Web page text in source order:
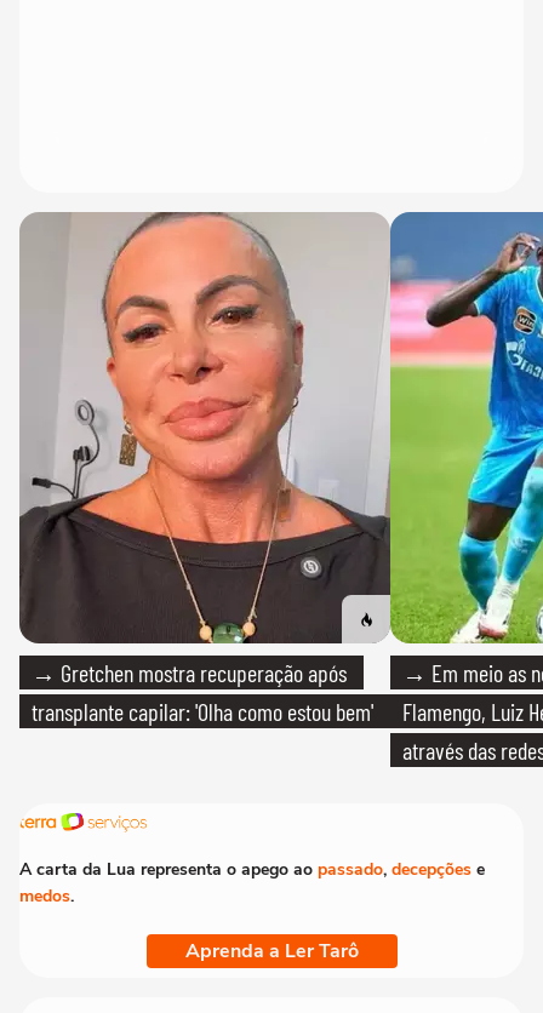
→ Gretchen mostra recuperação após
transplante capilar: 'Olha como estou bem'
→ Em meio as
Flamengo, Luiz
através das
A carta da Lua representa o apego ao passado, decepções e
medos.
Aprenda a Ler Tarô